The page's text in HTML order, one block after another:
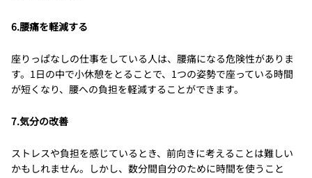
6.腰痛を軽減する
座りっぱなしの仕事をしている人は、腰痛になる危険性がありま
す。1日の中で小休憩をとることで、1つの姿勢で座っている時間
が短くなり、腰への負担を軽減することができます。
7.気分の改善
ストレスや負担を感じているとき、前向きに考えることは難しい
かもしれません。しかし、数分間自分のために時間を使うこと